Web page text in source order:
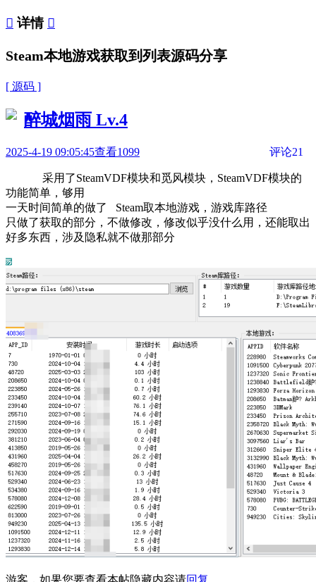
 详情 
Steam本地游戏获取到列表源码分享
[ 源码 ]
醉城烟雨 Lv.4
2025-4-19 09:05:45查看1099 评论21
采用了SteamVDF模块和觅风模块，SteamVDF模块的
功能简单，够用
一天时间简单的做了 Steam取本地游戏，游戏库路径
只做了获取的部分，不做修改，修改似乎没什么用，还能取出
好多东西，涉及隐私就不做那部分
游客，如果您要查看本帖隐藏内容请回复